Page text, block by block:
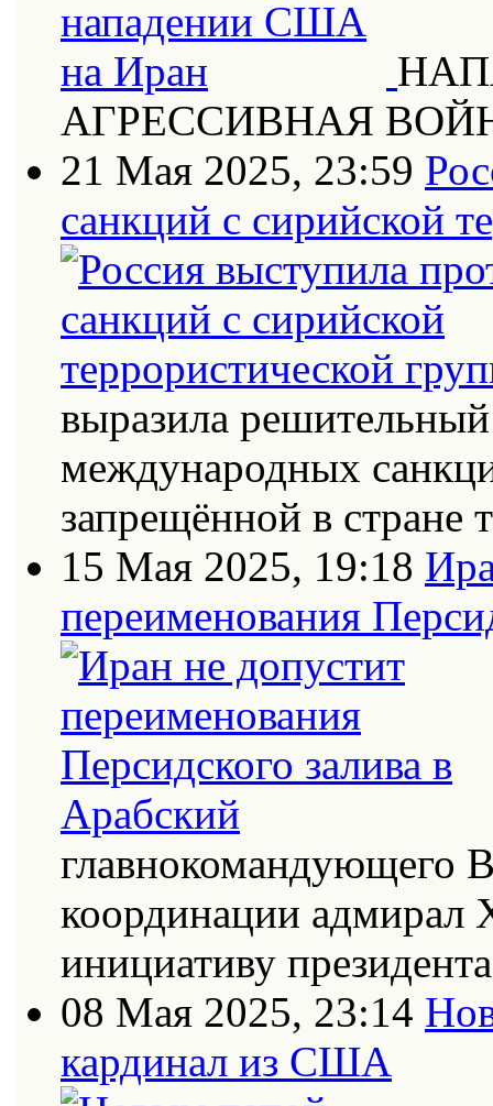
АГРЕССИВНАЯ
21 Мая 2025, 23:59
санкций с сирийской
выразила
международных
запрещённой в стране
15 Мая 2025, 19:18
переименования
главнокомандующего
координации адмирал
инициативу
08 Мая 2025, 23:14
кардинал из США